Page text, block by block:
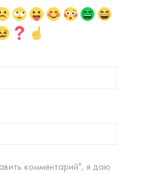
комментарий", я даю